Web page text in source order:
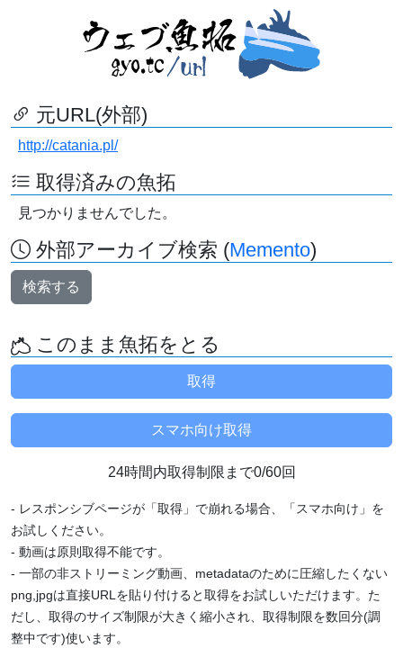
元URL(外部)
http://catania.pl/
取得済みの魚拓
見つかりませんでした。
外部アーカイブ検索 (Memento)
検索する
このまま魚拓をとる
24時間内取得制限まで0/60回
- レスポンシブページが「取得」で崩れる場合、「スマホ向け」を
お試しください。
- 動画は原則取得不能です。
- 一部の非ストリーミング動画、metadataのために圧縮したくない
png,jpgは直接URLを貼り付けると取得をお試しいただけます。た
だし、取得のサイズ制限が大きく縮小され、取得制限を数回分(調
整中です)使います。